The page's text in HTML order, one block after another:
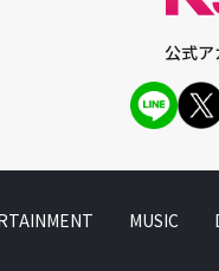
公式ア
MUSIC